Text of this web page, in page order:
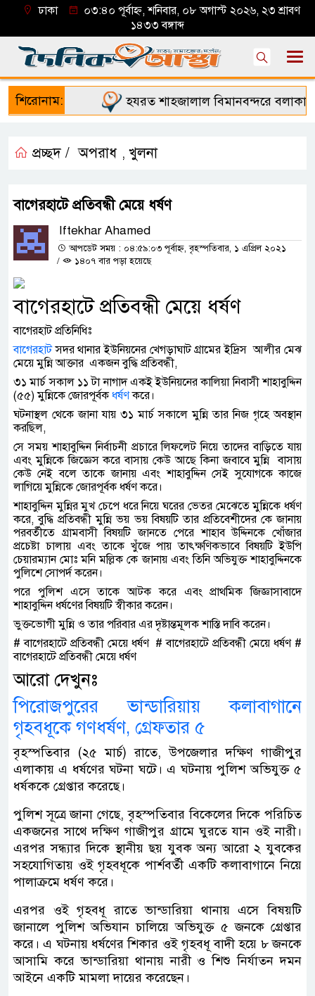
ঢাকা
০৩:৪০ পূর্বাহ্ন, শনিবার, ০৮ অগাস্ট ২০২৬, ২৩ শ্রাবণ
১৪৩৩ বঙ্গাব্দ
শিরোনাম: হযরত শাহজালাল বিমানবন্দরে বলাকা
প্রচ্ছদ / অপরাধ , খুলনা
বাগেরহাটে প্রতিবন্ধী মেয়ে ধর্ষণ
Iftekhar Ahamed
আপডেট সময় : ০৪:৫৯:০৩ পূর্বাহ্ন, বৃহস্পতিবার, ১ এপ্রিল ২০২১
/
১৪০৭ বার পড়া হয়েছে
বাগেরহাটে প্রতিবন্ধী মেয়ে ধর্ষণ
বাগেরহাট প্রতিনিধিঃ
বাগেরহাটসদর থানার ইউনিয়নের খেগড়াঘাট গ্রামের ইদ্রিস আলীর মেঝ
মেয়ে মুন্নি আক্তার একজন বুদ্ধি প্রতিবন্ধী,
৩১ মার্চ সকাল ১১ টা নাগাদ একই ইউনিয়নের কালিয়া নিবাসী শাহাবুদ্দিন
(৫৫) মুন্নিকে জোরপূর্বকধর্ষণকরে।
ঘটনাস্থল থেকে জানা যায় ৩১ মার্চ সকালে মুন্নি তার নিজ গৃহে অবস্থান
করছিল,
সে সময় শাহাবুদ্দিন নির্বাচনী প্রচারে লিফলেট নিয়ে তাদের বাড়িতে যায়
এবং মুন্নিকে জিজ্ঞেস করে বাসায় কেউ আছে কিনা জবাবে মুন্নি বাসায়
কেউ নেই বলে তাকে জানায় এবং শাহাবুদ্দিন সেই সুযোগকে কাজে
লাগিয়ে মুন্নিকে জোরপূর্বক ধর্ষণ করে।
শাহাবুদ্দিন মুন্নির মুখ চেপে ধরে নিয়ে ঘরের ভেতর মেঝেতে মুন্নিকে ধর্ষণ
করে, বুদ্ধি প্রতিবন্ধী মুন্নি ভয় ভয় বিষয়টি তার প্রতিবেশীদের কে জানায়
পরবর্তীতে গ্রামবাসী বিষয়টি জানতে পেরে শাহাব উদ্দিনকে খোঁজার
প্রচেষ্টা চালায় এবং তাকে খুঁজে পায় তাৎক্ষণিকভাবে বিষয়টি ইউপি
চেয়ারম্যান মোঃ মনি মল্লিক কে জানায় এবং তিনি অভিযুক্ত শাহাবুদ্দিনকে
পুলিশে সোপর্দ করেন।
পরে পুলিশ এসে তাকে আটক করে এবং প্রাথমিক জিজ্ঞাসাবাদে
শাহাবুদ্দিন ধর্ষণের বিষয়টি স্বীকার করেন।
ভুক্তভোগী মুন্নি ও তার পরিবার এর দৃষ্টান্তমূলক শাস্তি দাবি করেন।
# বাগেরহাটে প্রতিবন্ধী মেয়ে ধর্ষণ # বাগেরহাটে প্রতিবন্ধী মেয়ে ধর্ষণ #
বাগেরহাটে প্রতিবন্ধী মেয়ে ধর্ষণ
আরো দেখুনঃ
পিরোজপুরের ভান্ডারিয়ায় কলাবাগানে
গৃহবধূকে গণধর্ষণ, গ্রেফতার ৫
বৃহস্পতিবার (২৫ মার্চ) রাতে, উপজেলার দক্ষিণ গাজীপুুর
এলাকায় এ ধর্ষণের ঘটনা ঘটে। এ ঘটনায় পুলিশ অভিযুক্ত ৫
ধর্ষককে গ্রেপ্তার করেছে।
পুলিশ সূত্রে জানা গেছে, বৃহস্পতিবার বিকেলের দিকে পরিচিত
একজনের সাথে দক্ষিণ গাজীপুর গ্রামে ঘুরতে যান ওই নারী।
এরপর সন্ধ্যার দিকে স্থানীয় ছয় যুবক অন্য আরো ২ যুবকের
সহযোগিতায় ওই গৃহবধূকে পার্শবর্তী একটি কলাবাগানে নিয়ে
পালাক্রমে ধর্ষণ করে।
এরপর ওই গৃহবধূ রাতে ভান্ডারিয়া থানায় এসে বিষয়টি
জানালে পুলিশ অভিযান চালিয়ে অভিযুক্ত ৫ জনকে গ্রেপ্তার
করে। এ ঘটনায় ধর্ষণের শিকার ওই গৃহবধূ বাদী হয়ে ৮ জনকে
আসামি করে ভান্ডারিয়া থানায় নারী ও শিশু নির্যাতন দমন
আইনে একটি মামলা দায়ের করেছেন।